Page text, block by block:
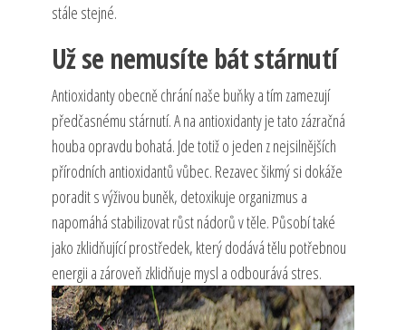
stále stejné.
Už se nemusíte bát stárnutí
Antioxidanty obecně chrání naše buňky a tím zamezují
předčasnému stárnutí. A na antioxidanty je tato zázračná
houba opravdu bohatá. Jde totiž o jeden z nejsilnějších
přírodních antioxidantů vůbec. Rezavec šikmý si dokáže
poradit s výživou buněk, detoxikuje organizmus a
napomáhá stabilizovat růst nádorů v těle. Působí také
jako zklidňující prostředek, který dodává tělu potřebnou
energii a zároveň zklidňuje mysl a odbourává stres.